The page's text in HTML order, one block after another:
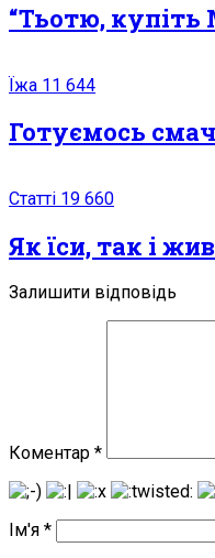
“Тьотю, купіть
Їжа 11 644
Готуємось
Статті 19 660
Як їси, так і
Залишити відповідь
Коментар *
Ім'я *